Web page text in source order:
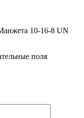
10-16-8 UN
поля